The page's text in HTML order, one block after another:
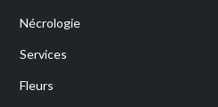
Nécrologie
Services
Fleurs